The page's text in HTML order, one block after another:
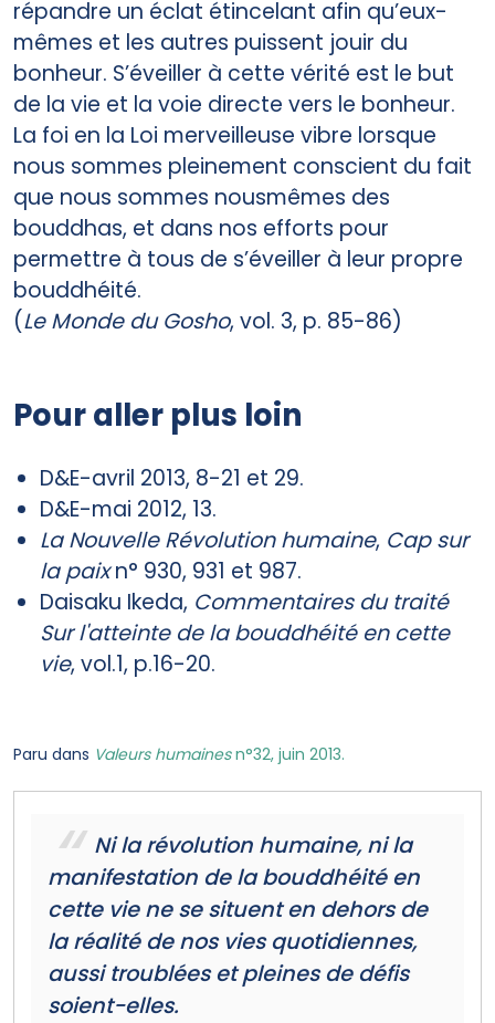
répandre un éclat étincelant afin qu’eux-
mêmes et les autres puissent jouir du
bonheur. S’éveiller à cette vérité est le but
de la vie et la voie directe vers le bonheur.
La foi en la Loi merveilleuse vibre lorsque
nous sommes pleinement conscient du fait
que nous sommes nousmêmes des
bouddhas, et dans nos efforts pour
permettre à tous de s’éveiller à leur propre
bouddhéité.
(Le Monde du Gosho, vol. 3, p. 85-86)
Pour aller plus loin
D&E-avril 2013, 8-21 et 29.
D&E-mai 2012, 13.
La Nouvelle Révolution humaine, Cap sur
la paixn° 930, 931 et 987.
Daisaku Ikeda, Commentaires du traité
Sur l'atteinte de la bouddhéité en cette
vie, vol.1, p.16-20.
Paru dans Valeurs humainesn°32, juin 2013.
Ni la révolution humaine, ni la
manifestation de la bouddhéité en
cette vie ne se situent en dehors de
la réalité de nos vies quotidiennes,
aussi troublées et pleines de défis
soient-elles.